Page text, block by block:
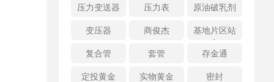
压力变送器
压力表
原油破乳剂
变压器
商俊杰
基地片区站
点
复合管
套管
存金通
定投黄金
实物黄金
密封